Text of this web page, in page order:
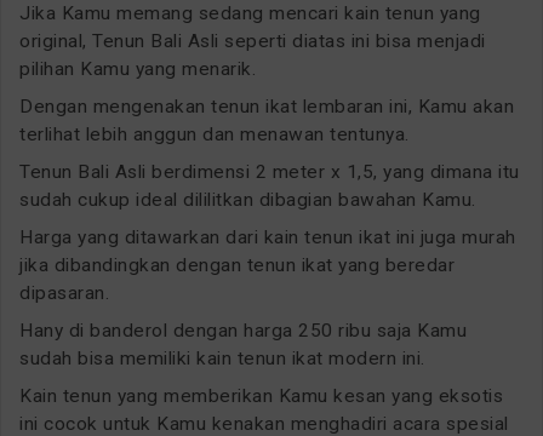
Jika Kamu memang sedang mencari kain tenun yang
original, Tenun Bali Asli seperti diatas ini bisa menjadi
pilihan Kamu yang menarik.
Dengan mengenakan tenun ikat lembaran ini, Kamu akan
terlihat lebih anggun dan menawan tentunya.
Tenun Bali Asli berdimensi 2 meter x 1,5, yang dimana itu
sudah cukup ideal dililitkan dibagian bawahan Kamu.
Harga yang ditawarkan dari kain tenun ikat ini juga murah
jika dibandingkan dengan tenun ikat yang beredar
dipasaran.
Hany di banderol dengan harga 250 ribu saja Kamu
sudah bisa memiliki kain tenun ikat modern ini.
Kain tenun yang memberikan Kamu kesan yang eksotis
ini cocok untuk Kamu kenakan menghadiri acara spesial